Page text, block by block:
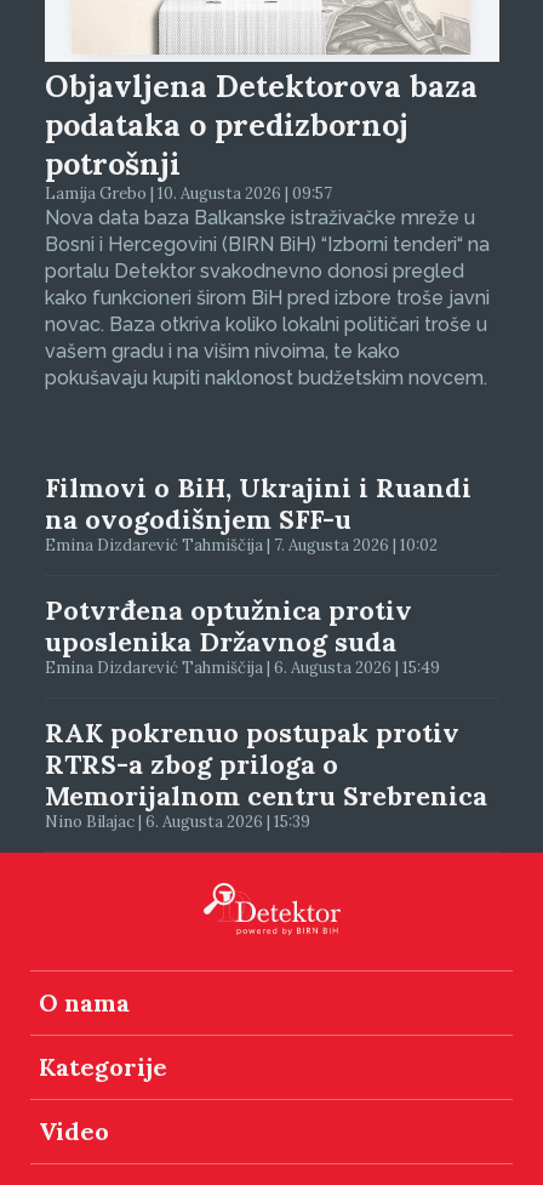
Objavljena Detektorova baza
podataka o predizbornoj
potrošnji
Lamija Grebo | 10. Augusta 2026 | 09:57
Nova data baza Balkanske istraživačke mreže u
Bosni i Hercegovini (BIRN BiH) “Izborni tenderi“ na
portalu Detektor svakodnevno donosi pregled
kako funkcioneri širom BiH pred izbore troše javni
novac. Baza otkriva koliko lokalni političari troše u
vašem gradu i na višim nivoima, te kako
pokušavaju kupiti naklonost budžetskim novcem.
Filmovi o BiH, Ukrajini i Ruandi
na ovogodišnjem SFF-u
Emina Dizdarević Tahmiščija | 7. Augusta 2026 | 10:02
Potvrđena optužnica protiv
uposlenika Državnog suda
Emina Dizdarević Tahmiščija | 6. Augusta 2026 | 15:49
RAK pokrenuo postupak protiv
RTRS-a zbog priloga o
Memorijalnom centru Srebrenica
Nino Bilajac | 6. Augusta 2026 | 15:39
O nama
Kategorije
Video